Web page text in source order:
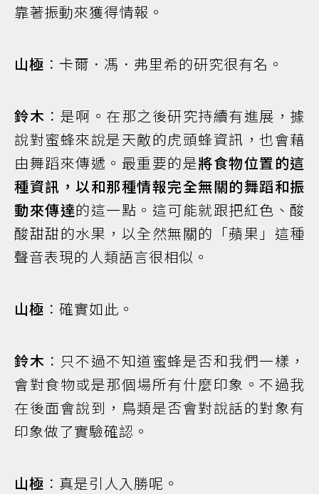
靠著振動來獲得情報。
山極 ：卡爾．馮．弗里希的研究很有名。
鈴木 ：是啊。在那之後研究持續有進展，據
說對蜜蜂來說是天敵的虎頭蜂資訊，也會藉
由舞蹈來傳遞。最重要的是將食物位置的這
種資訊，以和那種情報完全無關的舞蹈和振
動來傳達的這一點。這可能就跟把紅色、酸
酸甜甜的水果，以全然無關的「蘋果」這種
聲音表現的人類語言很相似。
山極 ：確實如此。
鈴木 ：只不過不知道蜜蜂是否和我們一樣，
會對食物或是那個場所有什麼印象。不過我
在後面會說到，鳥類是否會對說話的對象有
印象做了實驗確認。
山極 ：真是引人入勝呢。